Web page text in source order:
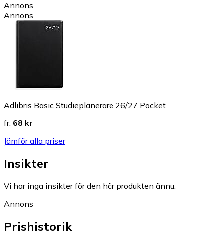
Annons
Annons
Adlibris Basic Studieplanerare 26/27 Pocket
fr. 68 kr
Jämför alla priser
Insikter
Vi har inga insikter för den här produkten ännu.
Annons
Prishistorik